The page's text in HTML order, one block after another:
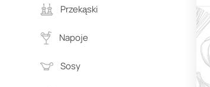
Przekąski
Napoje
Sosy